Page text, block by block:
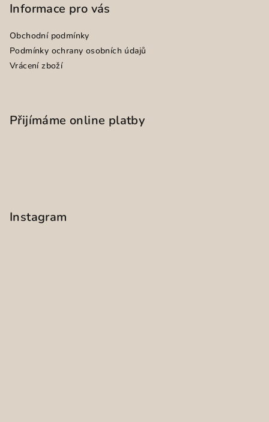
Informace pro vás
Obchodní podmínky
Podmínky ochrany osobních údajů
Vrácení zboží
Přijímáme online platby
Instagram